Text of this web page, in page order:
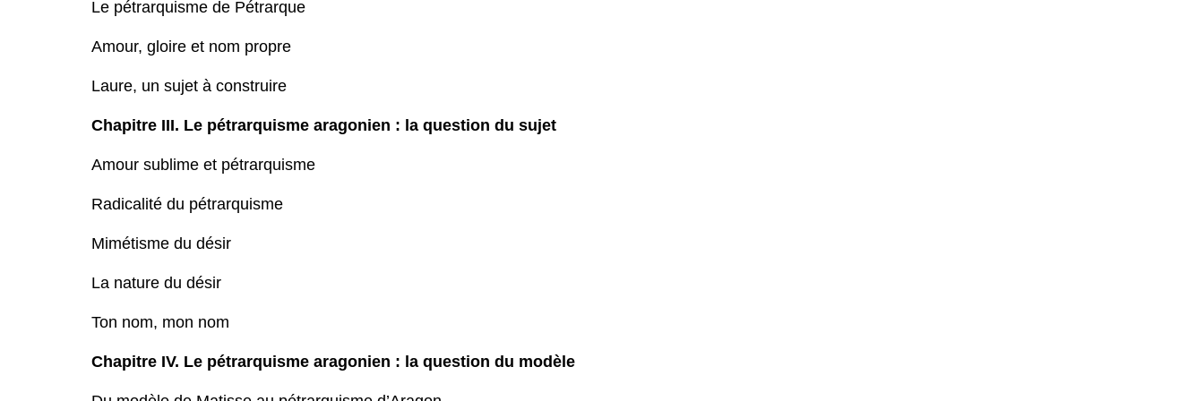
Le pétrarquisme de Pétrarque
Amour, gloire et nom propre
Laure, un sujet à construire
Chapitre III. Le pétrarquisme aragonien : la question du sujet
Amour sublime et pétrarquisme
Radicalité du pétrarquisme
Mimétisme du désir
La nature du désir
Ton nom, mon nom
Chapitre IV. Le pétrarquisme aragonien : la question du modèle